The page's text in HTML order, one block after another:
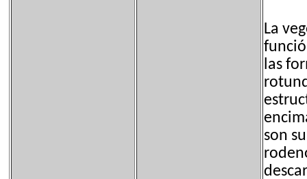
La
las
son